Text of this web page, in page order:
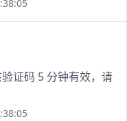
验证码 5 分钟有效，请